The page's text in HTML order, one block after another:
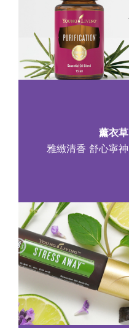
薰衣草
雅緻清香 舒心寧神